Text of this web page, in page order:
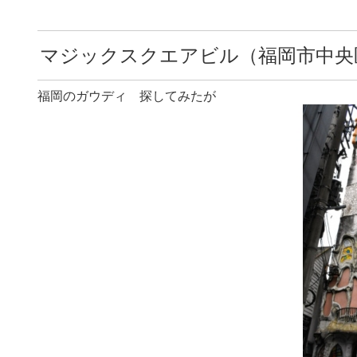
マジックスクエアビル（福岡市中
福岡のガウディ 探してみたが